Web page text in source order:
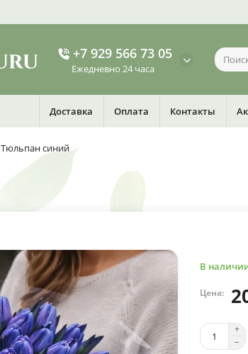
+7 929 566 73 05
Ежедневно 24 часа
Доставка Оплата Контакты
Тюльпан синий
В
Цена: